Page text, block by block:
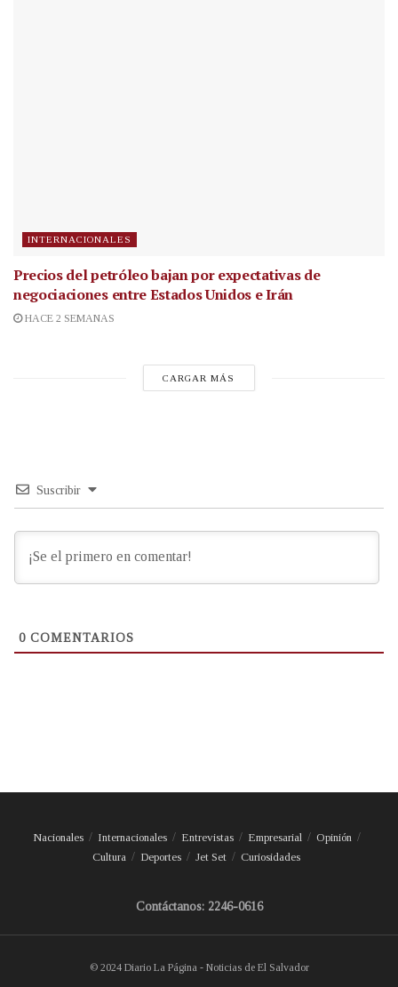
INTERNACIONALES
Precios del petróleo bajan por expectativas de
negociaciones entre Estados Unidos e Irán
HACE 2 SEMANAS
CARGAR MÁS
Suscribir
0 COMENTARIOS
Nacionales Internacionales Entrevistas Empresarial
Opinión
Cultura
Deportes Jet Set Curiosidades
Contáctanos: 2246-0616
© 2024 Diario La Página - Noticias de El Salvador